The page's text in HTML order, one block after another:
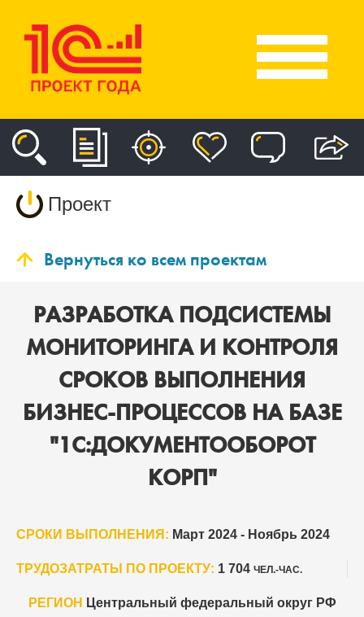
Проект
Вернуться ко всем проектам
РАЗРАБОТКА ПОДСИСТЕМЫ
МОНИТОРИНГА И КОНТРОЛЯ
СРОКОВ ВЫПОЛНЕНИЯ
БИЗНЕС-ПРОЦЕССОВ НА БАЗЕ
"1С:ДОКУМЕНТООБОРОТ
КОРП"
СРОКИ ВЫПОЛНЕНИЯ: Март 2024 - Ноябрь 2024
ТРУДОЗАТРАТЫ ПО ПРОЕКТУ: 1 704 ЧЕЛ.-ЧАС.
РЕГИОН Центральный федеральный округ РФ